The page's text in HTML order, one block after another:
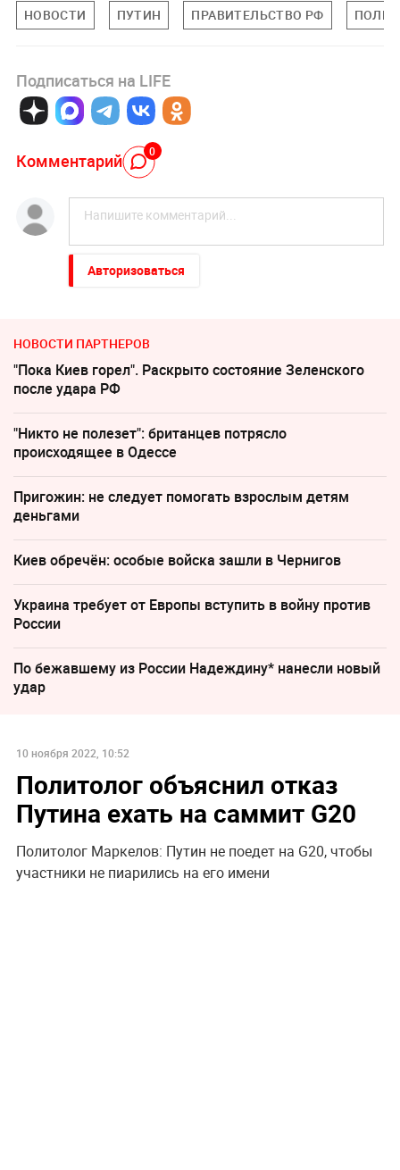
НОВОСТИ ПУТИН ПРАВИТЕЛЬСТВО РФ
Подписаться на LIFE
Комментарий 0
Авторизоваться
НОВОСТИ ПАРТНЕРОВ
"Пока Киев горел". Раскрыто состояние Зеленского
после удара РФ
"Никто не полезет": британцев потрясло
происходящее в Одессе
Пригожин: не следует помогать взрослым детям
деньгами
Киев обречён: особые войска зашли в Чернигов
Украина требует от Европы вступить в войну против
России
По бежавшему из России Надеждину* нанесли новый
удар
10 ноября 2022, 10:52
Политолог объяснил отказ
Путина ехать на саммит G20
Политолог Маркелов: Путин не поедет на G20, чтобы
участники не пиарились на его имени